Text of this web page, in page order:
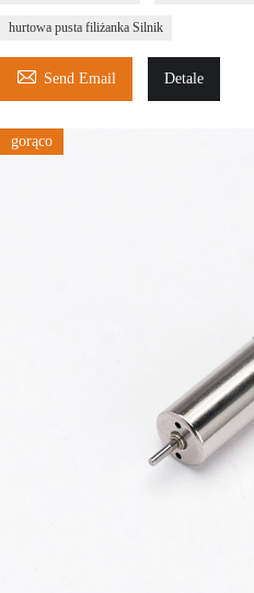
hurtowa pusta filiżanka Silnik
 Send Email Detale
gorąco